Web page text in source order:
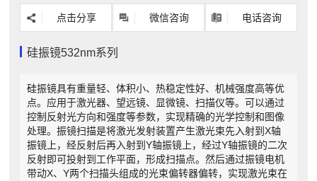
点击分享 微信咨询 电话咨询
硅振镜532nm系列
硅振镜具有重量轻、体积小、热稳定性好、机械强度高等优
点。应用于激光器、望远镜、显微镜、扫描仪等。可以通过
控制反射光方向和强度等参数，实现精确的光学控制和图像
处理。振镜扫描是将激光发射装置产生激光束先入射到X轴
振镜上，经反射后再入射到Y轴振镜上，经过Y轴振镜的二次
反射即可投射到工作平面，形成扫描点。然后通过振镜电机
带动X、Y两个扫描头组成的光束偏转器偏转，实现激光束在